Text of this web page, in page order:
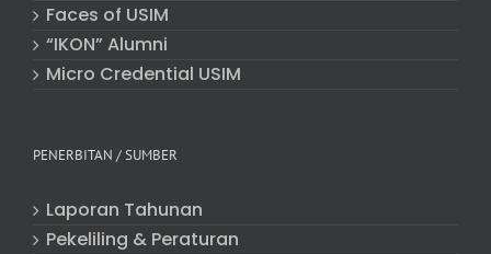
Faces of USIM
“IKON” Alumni
Micro Credential USIM
PENERBITAN / SUMBER
Laporan Tahunan
Pekeliling & Peraturan